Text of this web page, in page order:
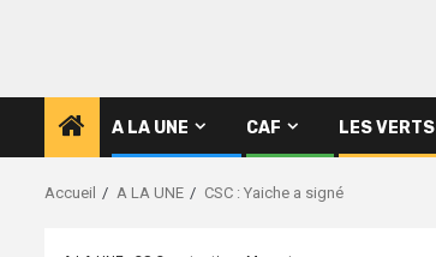
A LA UNE CAF LES VERTS
Accueil A LA UNE CSC : Yaiche a signé